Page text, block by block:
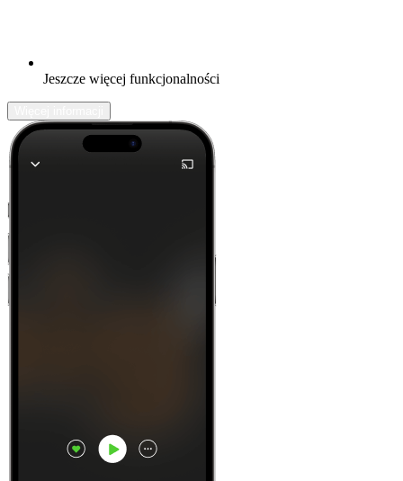
Jeszcze więcej funkcjonalności